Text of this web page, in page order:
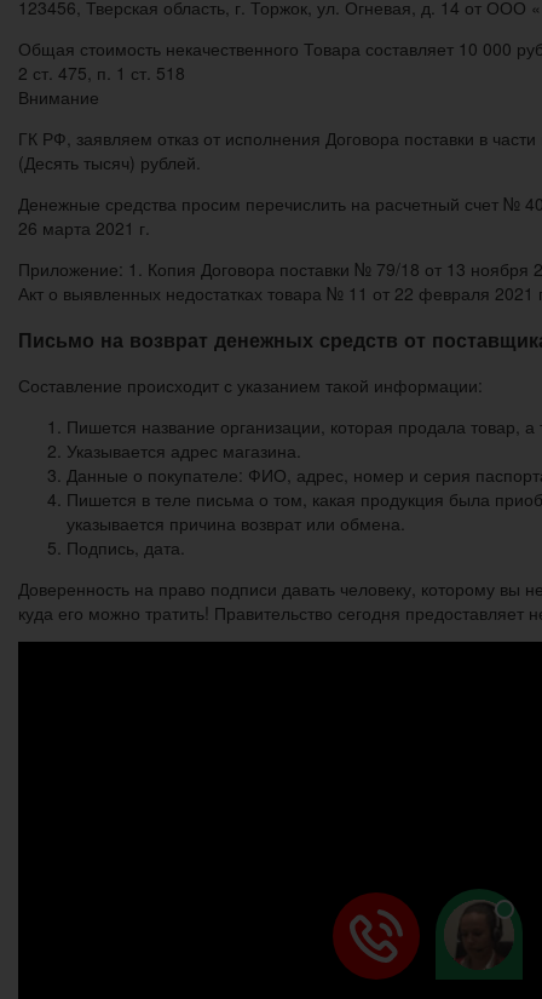
123456, Тверская область, г. Торжок, ул. Огневая, д. 14 от ООО
Общая стоимость некачественного Товара составляет 10 000
2 ст. 475, п. 1 ст. 518
Внимание
ГК РФ, заявляем отказ от исполнения Договора поставки в
(Десять тысяч) рублей.
Денежные средства просим перечислить на расчетный счет №
26 марта 2021 г.
Приложение: 1. Копия Договора поставки № 79/18 от 13
Акт о выявленных недостатках товара № 11 от 22 февраля 2021
Письмо на возврат денежных средств от
Составление происходит с указанием такой информации:
Пишется название организации, которая продала товар,
Указывается адрес магазина.
Данные о покупателе: ФИО, адрес, номер и серия
Пишется в теле письма о том, какая продукция была
указывается причина возврат или обмена.
Подпись, дата.
Доверенность на право подписи давать человеку, которому вы
куда его можно тратить! Правительство сегодня